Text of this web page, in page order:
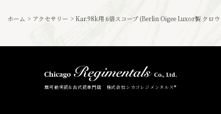
ホーム > アクセサリー > Kar.98k用 6倍スコープ (Berlin Oigee Luxor製 クロウ
無可動実銃&古式銃専門店 株式会社シカゴレジメンタルス®